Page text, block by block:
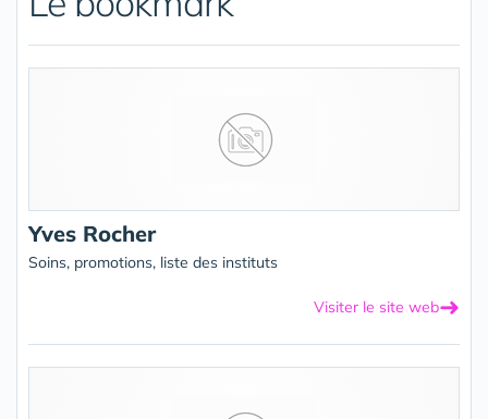
Yves Rocher
Soins, promotions, liste des instituts
Visiter le site web➜